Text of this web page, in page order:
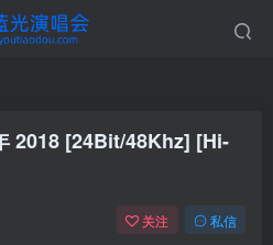
2018 [24Bit/48Khz] [Hi-
关注 私信